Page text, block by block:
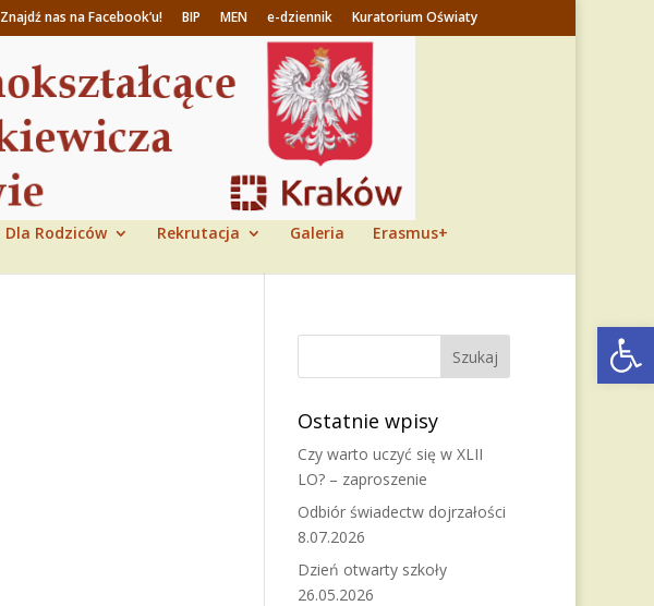
Znajdź nas na Facebook’u! BIP MEN e-dziennik Kuratorium Oświaty
Dla Rodziców Rekrutacja Galeria Erasmus+
Ostatnie wpisy
Czy warto uczyć się w XLII
LO? – zaproszenie
Odbiór świadectw dojrzałości
8.07.2026
Dzień otwarty szkoły
26.05.2026